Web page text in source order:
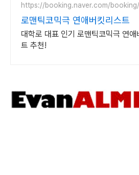
https://booking.naver.com/booking/
로맨틱코믹극 연애버킷리스트
대학로 대표 인기 로맨틱코믹극 연애
트 추천!